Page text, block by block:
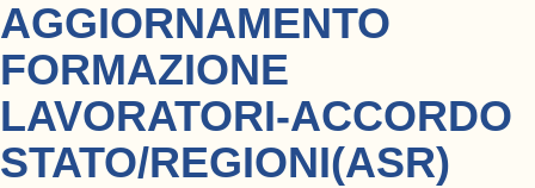
AGGIORNAMENTO
FORMAZIONE
LAVORATORI-ACCORDO
STATO/REGIONI(ASR)